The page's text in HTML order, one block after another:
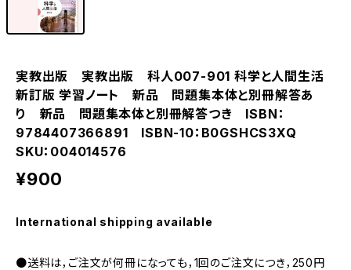
実教出版 実教出版 科人007-901 科学と人間生活
新訂版 学習ノート 新品 問題集本体と別冊解答あ
り 新品 問題集本体と別冊解答つき ISBN：
9784407366891 ISBN-10：B0GSHCS3XQ
SKU：004014576
¥900
International shipping available
●送料は，ご注文が何冊になっても，1回のご注文につき，250円